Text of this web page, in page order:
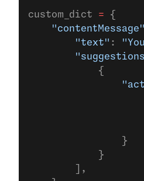
custom_dict = {
    "contentMessage"
        "text"
:
            {
                }
            }
        ],